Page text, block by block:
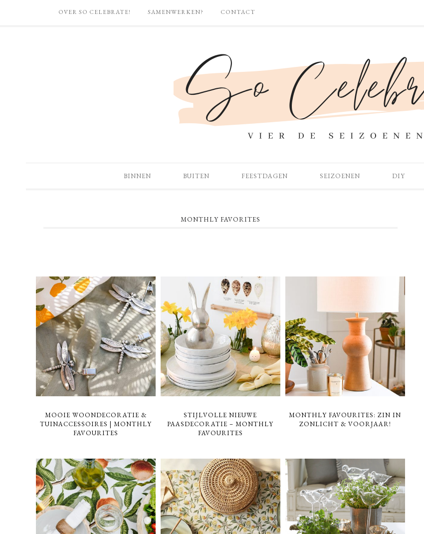
OVER SO CELEBRATE! SAMENWERKEN? CONTACT
BINNEN BUITEN FEESTDAGEN SEIZOENEN DIY
MONTHLY FAVORITES
MOOIE WOONDECORATIE &
TUINACCESSOIRES | MONTHLY
FAVOURITES
STIJLVOLLE NIEUWE
PAASDECORATIE – MONTHLY
FAVOURITES
MONTHLY FAVOURITES: ZIN IN
ZONLICHT & VOORJAAR!